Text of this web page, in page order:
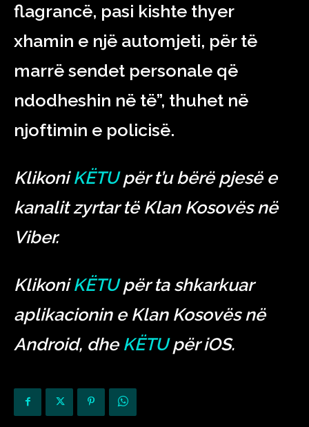
flagrancë, pasi kishte thyer
xhamin e një automjeti, për të
marrë sendet personale që
ndodheshin në të”, thuhet në
njoftimin e policisë.
KlikoniKËTUpër t’u bërë pjesë e
kanalit zyrtar të Klan Kosovës në
Viber.
KlikoniKËTUpër ta shkarkuar
aplikacionin e Klan Kosovës në
Android, dhe KËTUpër iOS.